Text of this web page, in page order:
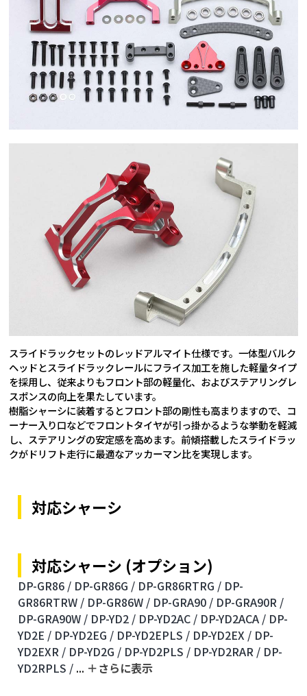
スライドラックセットのレッドアルマイト仕様です。一体型バルク
ヘッドとスライドラックレールにフライス加工を施した軽量タイプ
を採用し、従来よりもフロント部の軽量化、およびステアリングレ
スポンスの向上を果たしています。
樹脂シャーシに装着するとフロント部の剛性も高まりますので、コ
ーナー入り口などでフロントタイヤが引っ掛かるような挙動を軽減
し、ステアリングの安定感を高めます。前傾搭載したスライドラッ
クがドリフト走行に最適なアッカーマン比を実現します。
対応シャーシ
対応シャーシ (オプション)
DP-GR86 / DP-GR86G / DP-GR86RTRG / DP-
GR86RTRW / DP-GR86W / DP-GRA90 / DP-GRA90R /
DP-GRA90W / DP-YD2 / DP-YD2AC / DP-YD2ACA / DP-
YD2E / DP-YD2EG / DP-YD2EPLS / DP-YD2EX / DP-
YD2EXR / DP-YD2G / DP-YD2PLS / DP-YD2RAR / DP-
YD2RPLS / ... ＋さらに表⽰